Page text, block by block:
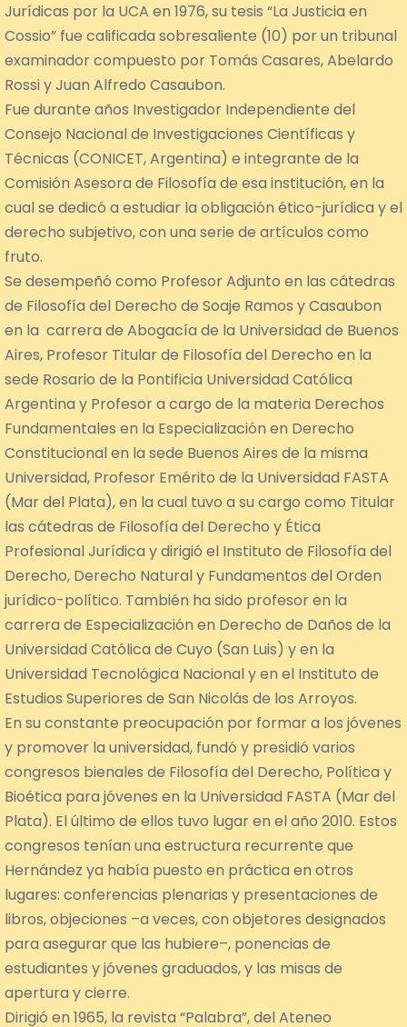
Jurídicas por la UCA en 1976, su tesis “La Justicia en
Cossio” fue calificada sobresaliente (10) por un tribunal
examinador compuesto por Tomás Casares, Abelardo
Rossi y Juan Alfredo Casaubon.
Fue durante años Investigador Independiente del
Consejo Nacional de Investigaciones Científicas y
Técnicas (CONICET, Argentina) e integrante de la
Comisión Asesora de Filosofía de esa institución, en la
cual se dedicó a estudiar la obligación ético-jurídica y el
derecho subjetivo, con una serie de artículos como
fruto.
Se desempeñó como Profesor Adjunto en las cátedras
de Filosofía del Derecho de Soaje Ramos y Casaubon
en la carrera de Abogacía de la Universidad de Buenos
Aires, Profesor Titular de Filosofía del Derecho en la
sede Rosario de la Pontificia Universidad Católica
Argentina y Profesor a cargo de la materia Derechos
Fundamentales en la Especialización en Derecho
Constitucional en la sede Buenos Aires de la misma
Universidad, Profesor Emérito de la Universidad FASTA
(Mar del Plata), en la cual tuvo a su cargo como Titular
las cátedras de Filosofía del Derecho y Ética
Profesional Jurídica y dirigió el Instituto de Filosofía del
Derecho, Derecho Natural y Fundamentos del Orden
jurídico-político. También ha sido profesor en la
carrera de Especialización en Derecho de Daños de la
Universidad Católica de Cuyo (San Luis) y en la
Universidad Tecnológica Nacional y en el Instituto de
Estudios Superiores de San Nicolás de los Arroyos.
En su constante preocupación por formar a los jóvenes
y promover la universidad, fundó y presidió varios
congresos bienales de Filosofía del Derecho, Política y
Bioética para jóvenes en la Universidad FASTA (Mar del
Plata). El último de ellos tuvo lugar en el año 2010. Estos
congresos tenían una estructura recurrente que
Hernández ya había puesto en práctica en otros
lugares: conferencias plenarias y presentaciones de
libros, objeciones –a veces, con objetores designados
para asegurar que las hubiere–, ponencias de
estudiantes y jóvenes graduados, y las misas de
apertura y cierre.
Dirigió en 1965, la revista “Palabra”, del Ateneo